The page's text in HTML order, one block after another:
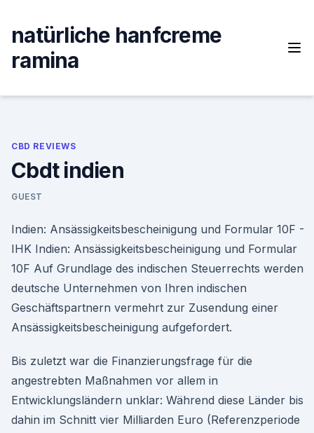
content
natürliche hanfcreme
ramina
CBD REVIEWS
Cbdt indien
GUEST
Indien: Ansässigkeitsbescheinigung und Formular 10F -
IHK Indien: Ansässigkeitsbescheinigung und Formular
10F Auf Grundlage des indischen Steuerrechts werden
deutsche Unternehmen von Ihren indischen
Geschäftspartnern vermehrt zur Zusendung einer
Ansässigkeitsbescheinigung aufgefordert.
Bis zuletzt war die Finanzierungsfrage für die
angestrebten Maßnahmen vor allem in
Entwicklungsländern unklar: Während diese Länder bis
dahin im Schnitt vier Milliarden Euro (Referenzperiode